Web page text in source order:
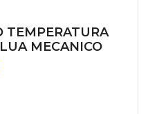
TEMPERATURA
MECANICO